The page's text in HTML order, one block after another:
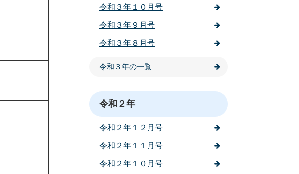
令和３年１０月号
令和３年９月号
令和３年８月号
令和３年の一覧
令和２年
令和２年１２月号
令和２年１１月号
令和２年１０月号